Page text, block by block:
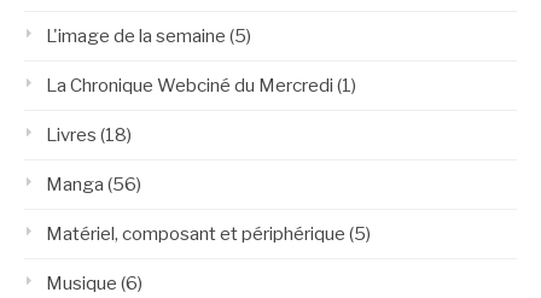
L'image de la semaine (5)
La Chronique Webciné du Mercredi (1)
Livres (18)
Manga (56)
Matériel, composant et périphérique (5)
Musique (6)